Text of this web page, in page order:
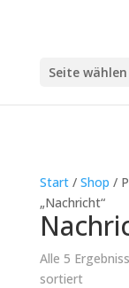
Seite wählen
Start/ Shop /
„Nachricht“
Alle 5
sortiert